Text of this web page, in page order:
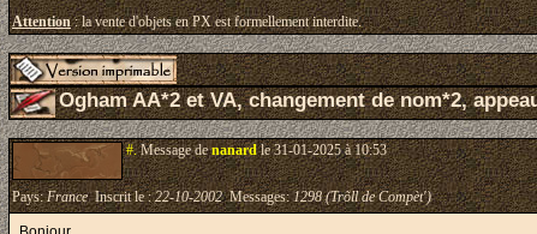
Attention: la vente d'objets en PX est formellement interdite.
Ogham AA*2 et VA, changement de nom*2,
#.Message denanardle 31-01-2025 à 10:53
Pays:FranceInscrit le :22-10-2002Messages:1298 (Trõll de Compèt')